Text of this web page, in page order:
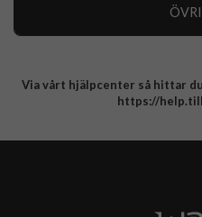
Integritetspolicy
Via vårt hjälpcenter så hittar
https://